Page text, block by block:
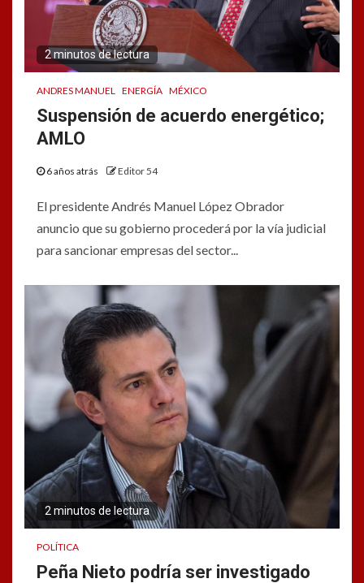
2 minutos de lectura
ANDRES MANUEL ENERGÍA MÉXICO
Suspensión de acuerdo energético;
AMLO
6 años atrás Editor 54
El presidente Andrés Manuel López Obrador
anuncio que su gobierno procederá por la vía judicial
para sancionar empresas del sector...
2 minutos de lectura
POLÍTICA
Peña Nieto podría ser investigado